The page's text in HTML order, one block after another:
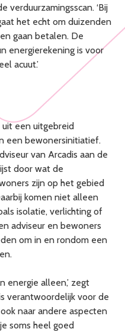
verduurzamingsscan. ‘Bij
het echt om duizenden
gaan betalen. De
energierekening is voor
acuut.’
een uitgebreid
een bewonersinitiatief.
van Arcadis aan de
door wat de
zijn op het gebied
komen niet alleen
isolatie, verlichting of
adviseur en bewoners
om in en rondom een
energie alleen,’ zegt
verantwoordelijk voor de
naar andere aspecten
soms heel goed